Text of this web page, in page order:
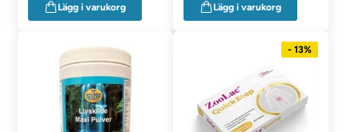
Lägg i varukorg Lägg i varukorg
- 13%